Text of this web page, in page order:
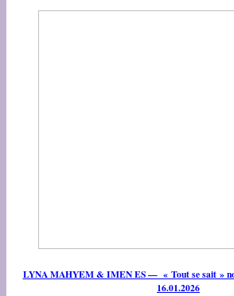
LYNA MAHYEM & IMEN ES — « Tout se sait »
16.01.2026